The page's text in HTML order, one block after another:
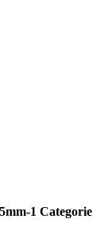
1 Categorie